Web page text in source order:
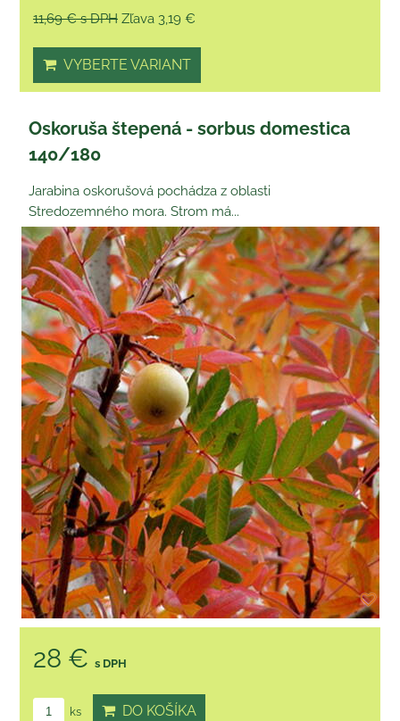
11,69 €s DPH Zľava 3,19 €
VYBERTE VARIANT
Oskoruša štepená - sorbus domestica
140/180
Jarabina oskorušová pochádza z oblasti
Stredozemného mora. Strom má...
28 € s DPH
ks DO KOŠÍKA